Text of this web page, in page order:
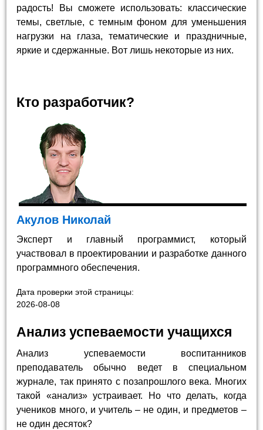
радость! Вы сможете использовать: классические
темы, светлые, с темным фоном для уменьшения
нагрузки на глаза, тематические и праздничные,
яркие и сдержанные. Вот лишь некоторые из них.
Кто разработчик?
Акулов Николай
Эксперт и главный программист, который
участвовал в проектировании и разработке данного
программного обеспечения.
Дата проверки этой страницы:
2026-08-08
Анализ успеваемости учащихся
Анализ успеваемости воспитанников
преподаватель обычно ведет в специальном
журнале, так принято с позапрошлого века. Многих
такой «анализ» устраивает. Но что делать, когда
учеников много, и учитель – не один, и предметов –
не один десяток?